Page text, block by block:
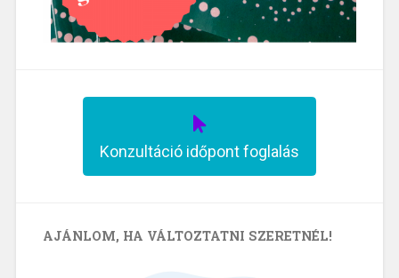
Konzultáció időpont foglalás
AJÁNLOM, HA VÁLTOZTATNI SZERETNÉL!